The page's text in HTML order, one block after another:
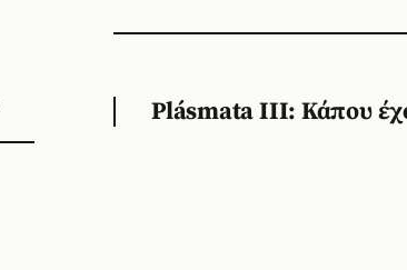
Plásmata III: Κάπου